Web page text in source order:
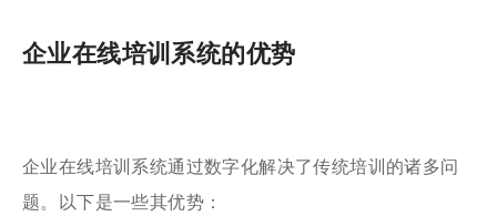
企业在线培训系统的优势
企业在线培训系统通过数字化解决了传统培训的诸多问
题。以下是一些其优势：